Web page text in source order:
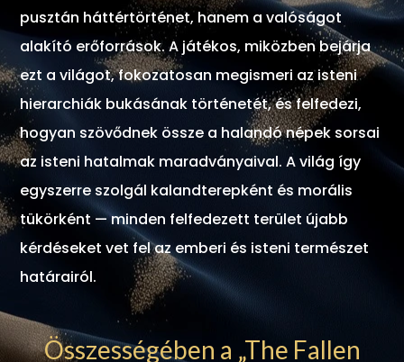
pusztán háttértörténet, hanem a valóságot
alakító erőforrások. A játékos, miközben bejárja
ezt a világot, fokozatosan megismeri az isteni
hierarchiák bukásának történetét, és felfedezi,
hogyan szövődnek össze a halandó népek sorsai
az isteni hatalmak maradványaival. A világ így
egyszerre szolgál kalandterepként és morális
tükörként — minden felfedezett terület újabb
kérdéseket vet fel az emberi és isteni természet
határairól.
Összességében a „The Fallen